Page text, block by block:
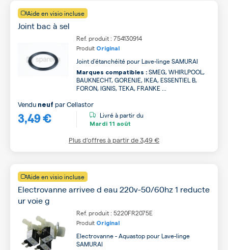
Aide en visio incluse
Joint bac à sel
Ref. produit : 754130914
Produit Original
Joint d'étanchéité pour Lave-linge SAMURAI
Marques compatibles : SMEG, WHIRLPOOL,
BAUKNECHT, GORENJE, IKEA, ESSENTIEL B,
FORON, IGNIS, TEKA, FRANKE ...
3,49 €
Vendu neuf parCellastor
Livré à partir du
Mardi 11 août
Plus d’offres à partir de3,49 €
Aide en visio incluse
Electrovanne arrivee d eau 220v-50/60hz 1 reducte
ur voie g
Ref. produit : 5220FR2075E
Produit Original
Electrovanne - Aquastop pour Lave-linge
SAMURAI